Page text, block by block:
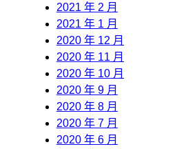
2021 年 2 月
2021 年 1 月
2020 年 12 月
2020 年 11 月
2020 年 10 月
2020 年 9 月
2020 年 8 月
2020 年 7 月
2020 年 6 月